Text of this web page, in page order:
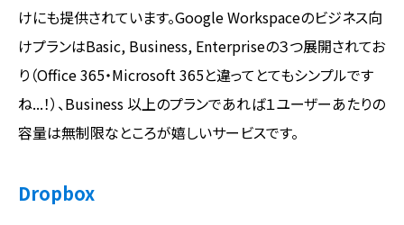
けにも提供されています。Google Workspaceのビジネス向
けプランはBasic, Business, Enterpriseの３つ展開されてお
り（Office 365・Microsoft 365と違ってとてもシンプルです
ね...！）、Business 以上のプランであれば１ユーザーあたりの
容量は無制限なところが嬉しいサービスです。
Dropbox